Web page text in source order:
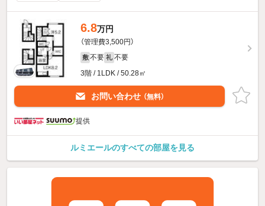
6.8万円
（管理費3,500円）
敷 不要 礼 不要
3階 / 1LDK / 50.28㎡
お問い合わせ （無料）
提供
ルミエールのすべての部屋を見る